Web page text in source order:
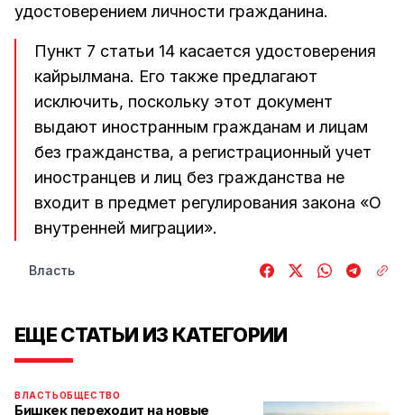
удостоверением личности гражданина.
Пункт 7 статьи 14 касается удостоверения
кайрылмана. Его также предлагают
исключить, поскольку этот документ
выдают иностранным гражданам и лицам
без гражданства, а регистрационный учет
иностранцев и лиц без гражданства не
входит в предмет регулирования закона «О
внутренней миграции».
Власть
ЕЩЕ СТАТЬИ ИЗ КАТЕГОРИИ
ВЛАСТЬОБЩЕСТВО
Бишкек переходит на новые